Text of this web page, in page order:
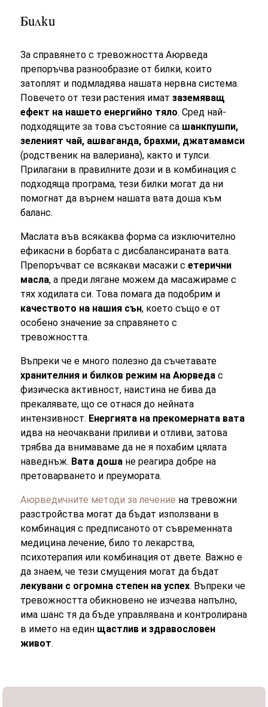
Билки
За справянето с тревожността Аюрведа
препоръчва разнообразие от билки, които
затоплят и подмладява нашата нервна система.
Повечето от тези растения иматзаземяващ
ефект на нашето енергийно тяло. Сред най-
подходящите за това състояние са шанкпушпи,
зеленият чай, ашваганда, брахми, джатамамси
(родственик на валериана), както и тулси.
Прилагани в правилните дози и в комбинация с
подходяща програма, тези билки могат да ни
помогнат да върнем нашата вата доша към
баланс.
Маслата във всякаква форма са изключително
ефикасни в борбата с дисбалансираната вата.
Препоръчват се всякакви масажи сетерични
масла, а преди лягане можем да масажираме с
тях ходилата си. Това помага да подобрим и
качеството на нашия сън, което също е от
особено значение за справянето с
тревожността.
Въпреки че е много полезно да съчетавате
хранителния и билков режим на Аюрведа с
физическа активност, наистина не бива да
прекалявате, що се отнася до нейната
интензивност. Енергията на прекомерната вата
идва на неочаквани приливи и отливи, затова
трябва да внимаваме да не я похабим цялата
наведнъж. Вата доша не реагира добре на
претоварването и преумората.
Аюрведичните методи за лечение на тревожни
разстройства могат да бъдат използвани в
комбинация с предписаното от съвременната
медицина лечение, било то лекарства,
психотерапия или комбинация от двете. Важно е
да знаем, че тези смущения могат да бъдат
лекувани с огромна степен на успех. Въпреки че
тревожността обикновено не изчезва напълно,
има шанс тя да бъде управлявана и контролирана
в името на един щастлив и здравословен
живот.